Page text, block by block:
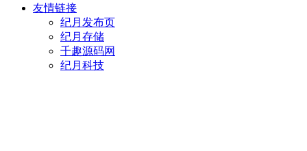
友情链接
纪月发布页
纪月存储
千趣源码网
纪月科技